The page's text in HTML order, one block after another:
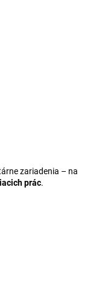
zariadenia – na
prác.